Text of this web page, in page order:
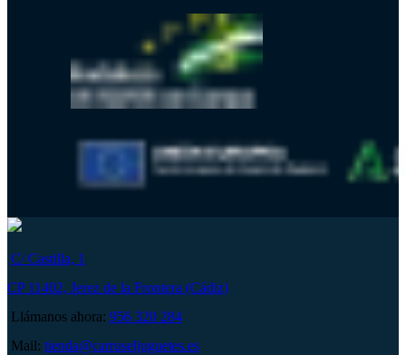
C/ Castilla, 1
CP 11402, Jerez de la Frontera (Cádiz)
Llámanos ahora: 956 320 284
Mail: tienda@carruseljuguetes.es